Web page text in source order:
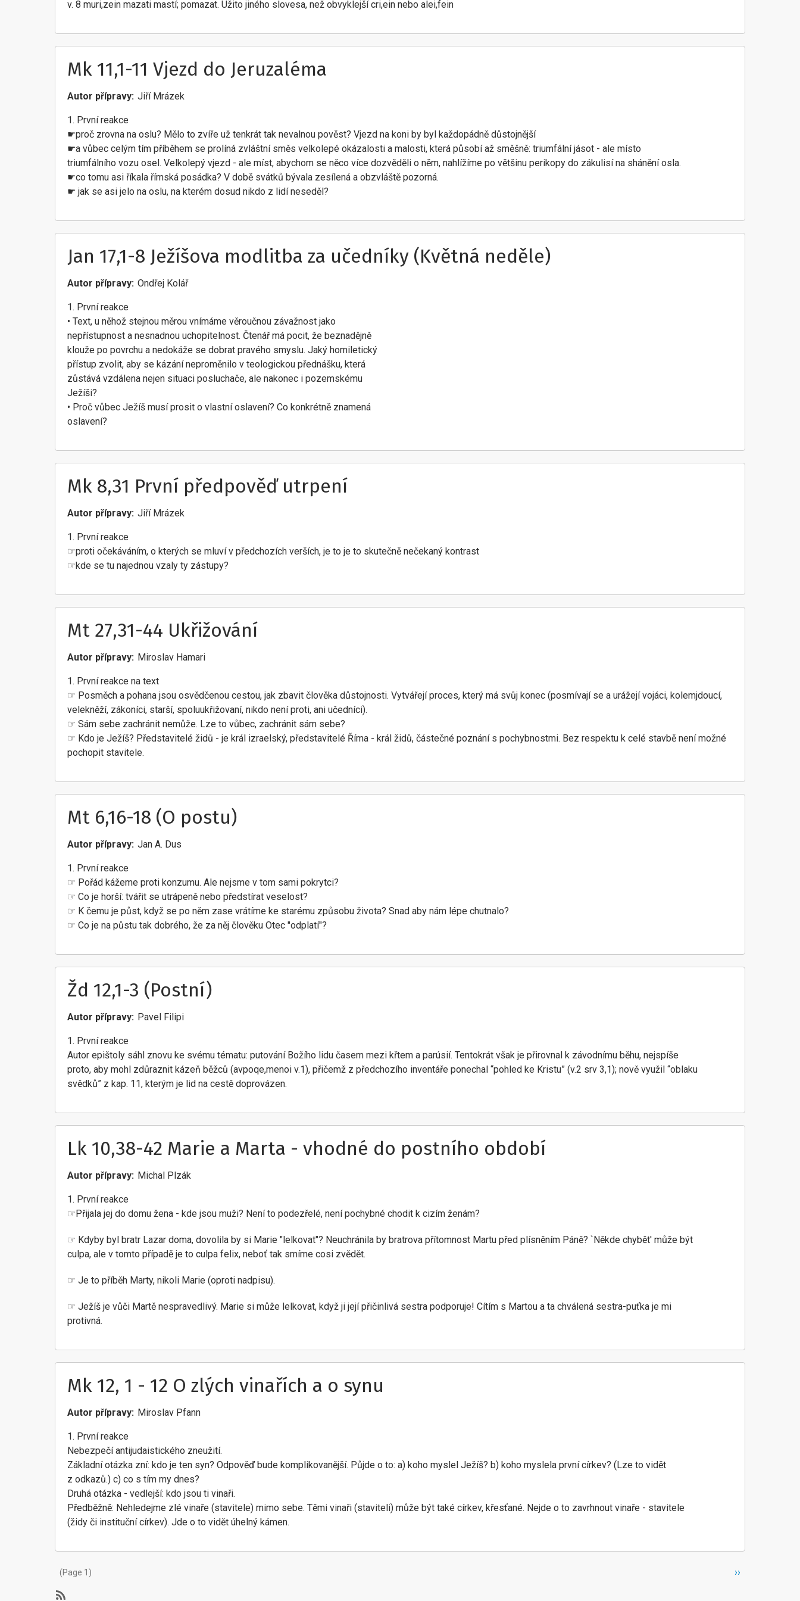
v. 8 muri,zein mazati mastí; pomazat. Užito jiného slovesa, než obvyklejší cri,ein nebo alei,fein
Mk 11,1-11 Vjezd do Jeruzaléma
Autor přípravy Jiří Mrázek
1. První reakce
☛proč zrovna na oslu? Mělo to zvíře už tenkrát tak nevalnou pověst? Vjezd na koni by byl každopádně důstojnější
☛a vůbec celým tím příběhem se prolíná zvláštní směs velkolepé okázalosti a malosti, která působí až směšně: triumfální jásot - ale místo
triumfálního vozu osel. Velkolepý vjezd - ale míst, abychom se něco více dozvěděli o něm, nahlížíme po většinu perikopy do zákulisí na shánění osla.
☛co tomu asi říkala římská posádka? V době svátků bývala zesílená a obzvláště pozorná.
☛ jak se asi jelo na oslu, na kterém dosud nikdo z lidí neseděl?
Jan 17,1-8 Ježíšova modlitba za učedníky (Květná neděle)
Autor přípravy Ondřej Kolář
1. První reakce
• Text, u něhož stejnou měrou vnímáme věroučnou závažnost jako
nepřístupnost a nesnadnou uchopitelnost. Čtenář má pocit, že beznadějně
klouže po povrchu a nedokáže se dobrat pravého smyslu. Jaký homiletický
přístup zvolit, aby se kázání neproměnilo v teologickou přednášku, která
zůstává vzdálena nejen situaci posluchače, ale nakonec i pozemskému
Ježíši?
• Proč vůbec Ježíš musí prosit o vlastní oslavení? Co konkrétně znamená
oslavení?
Mk 8,31 První předpověď utrpení
Autor přípravy Jiří Mrázek
1. První reakce
☞proti očekáváním, o kterých se mluví v předchozích verších, je to je to skutečně nečekaný kontrast
☞kde se tu najednou vzaly ty zástupy?
Mt 27,31-44 Ukřižování
Autor přípravy Miroslav Hamari
1. První reakce na text
☞ Posměch a pohana jsou osvědčenou cestou, jak zbavit člověka důstojnosti. Vytvářejí proces, který má svůj konec (posmívají se a urážejí vojáci, kolemjdoucí,
velekněží, zákoníci, starší, spoluukřižovaní, nikdo není proti, ani učedníci).
☞ Sám sebe zachránit nemůže. Lze to vůbec, zachránit sám sebe?
☞ Kdo je Ježíš? Představitelé židů - je král izraelský, představitelé Říma - král židů, částečné poznání s pochybnostmi. Bez respektu k celé stavbě není možné
pochopit stavitele.
Mt 6,16-18 (O postu)
Autor přípravy Jan A. Dus
1. První reakce
☞ Pořád kážeme proti konzumu. Ale nejsme v tom sami pokrytci?
☞ Co je horší: tvářit se utrápeně nebo předstírat veselost?
☞ K čemu je půst, když se po něm zase vrátíme ke starému způsobu života? Snad aby nám lépe chutnalo?
☞ Co je na půstu tak dobrého, že za něj člověku Otec "odplatí"?
Žd 12,1-3 (Postní)
Autor přípravy Pavel Filipi
1. První reakce
Autor epištoly sáhl znovu ke svému tématu: putování Božího lidu časem mezi křtem a parúsií. Tentokrát však je přirovnal k závodnímu běhu, nejspíše
proto, aby mohl zdůraznit kázeň běžců (avpoqe,menoi v.1), přičemž z předchozího inventáře ponechal “pohled ke Kristu” (v.2 srv 3,1); nově využil “oblaku
svědků” z kap. 11, kterým je lid na cestě doprovázen.
Lk 10,38-42 Marie a Marta - vhodné do postního období
Autor přípravy Michal Plzák
1. První reakce
☞Přijala jej do domu žena - kde jsou muži? Není to podezřelé, není pochybné chodit k cizím ženám?
☞ Kdyby byl bratr Lazar doma, dovolila by si Marie "lelkovat"? Neuchránila by bratrova přítomnost Martu před plísněním Páně? `Někde chybět' může být
culpa, ale v tomto případě je to culpa felix, neboť tak smíme cosi zvědět.
☞ Je to příběh Marty, nikoli Marie (oproti nadpisu).
☞ Ježíš je vůči Martě nespravedlivý. Marie si může lelkovat, když ji její přičinlivá sestra podporuje! Cítím s Martou a ta chválená sestra-puťka je mi
protivná.
Mk 12, 1 - 12 O zlých vinařích a o synu
Autor přípravy Miroslav Pfann
1. První reakce
Nebezpečí antijudaistického zneužití.
Základní otázka zní: kdo je ten syn? Odpověď bude komplikovanější. Půjde o to: a) koho myslel Ježíš? b) koho myslela první církev? (Lze to vidět
z odkazů.) c) co s tím my dnes?
Druhá otázka - vedlejší: kdo jsou ti vinaři.
Předběžně: Nehledejme zlé vinaře (stavitele) mimo sebe. Těmi vinaři (staviteli) může být také církev, křesťané. Nejde o to zavrhnout vinaře - stavitele
(židy či instituční církev). Jde o to vidět úhelný kámen.
Pagination
(Page 1)
Následující
››